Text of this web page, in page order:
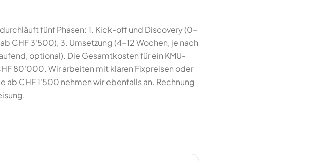
fünf Phasen: 1. Kick-off und Discovery (0-
CHF 3'500), 3. Umsetzung (4-12 Wochen, je nach
optional). Die Gesamtkosten für ein KMU-
80'000. Wir arbeiten mit klaren Fixpreisen oder
CHF 1'500 nehmen wir ebenfalls an. Rechnung